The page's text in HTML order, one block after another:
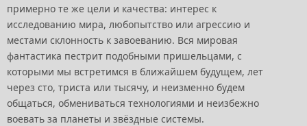
примерно те же цели и качества: интерес к
исследованию мира, любопытство или агрессию и
местами склонность к завоеванию. Вся мировая
фантастика пестрит подобными пришельцами, с
которыми мы встретимся в ближайшем будущем, лет
через сто, триста или тысячу, и неизменно будем
общаться, обмениваться технологиями и неизбежно
воевать за планеты и звёздные системы.